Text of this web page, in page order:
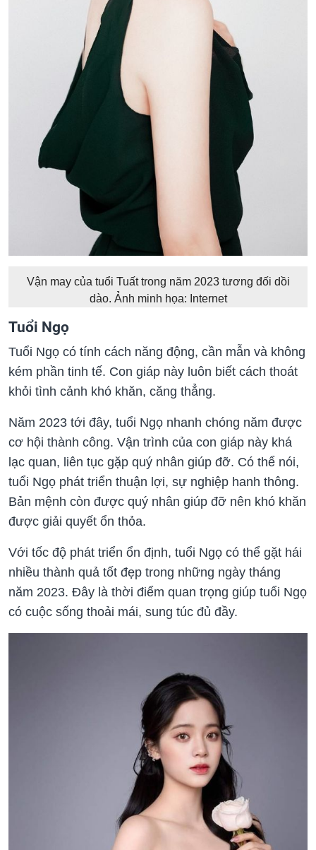
Vận may của tuổi Tuất trong năm 2023 tương đối dồi
dào. Ảnh minh họa: Internet
Tuổi Ngọ
Tuổi Ngọ có tính cách năng động, cần mẫn và không
kém phần tinh tế. Con giáp này luôn biết cách thoát
khỏi tình cảnh khó khăn, căng thẳng.
Năm 2023 tới đây, tuổi Ngọ nhanh chóng năm được
cơ hội thành công. Vận trình của con giáp này khá
lạc quan, liên tục gặp quý nhân giúp đỡ. Có thể nói,
tuổi Ngọ phát triển thuận lợi, sự nghiệp hanh thông.
Bản mệnh còn được quý nhân giúp đỡ nên khó khăn
được giải quyết ổn thỏa.
Với tốc độ phát triển ổn định, tuổi Ngọ có thể gặt hái
nhiều thành quả tốt đẹp trong những ngày tháng
năm 2023. Đây là thời điểm quan trọng giúp tuổi Ngọ
có cuộc sống thoải mái, sung túc đủ đầy.